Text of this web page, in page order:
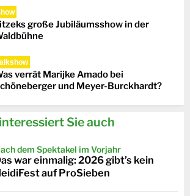
große Jubiläumsshow in der
verrät Marijke Amado bei
und Meyer-Burckhardt?
Sie auch
dem Spektakel im Vorjahr
war einmalig: 2026 gibt’s kein
auf ProSieben